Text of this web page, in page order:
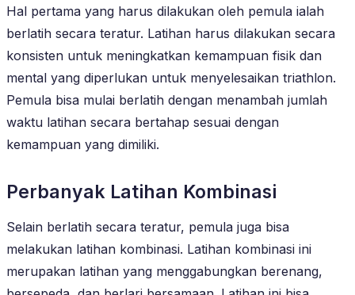
Hal pertama yang harus dilakukan oleh pemula ialah
berlatih secara teratur. Latihan harus dilakukan secara
konsisten untuk meningkatkan kemampuan fisik dan
mental yang diperlukan untuk menyelesaikan triathlon.
Pemula bisa mulai berlatih dengan menambah jumlah
waktu latihan secara bertahap sesuai dengan
kemampuan yang dimiliki.
Perbanyak Latihan Kombinasi
Selain berlatih secara teratur, pemula juga bisa
melakukan latihan kombinasi. Latihan kombinasi ini
merupakan latihan yang menggabungkan berenang,